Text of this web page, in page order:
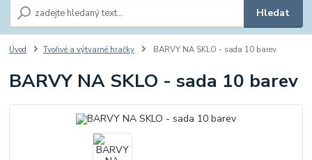
Hledat
Úvod Tvořivé a výtvarné hračky BARVY NA SKLO - sada 10 barev
BARVY NA SKLO - sada 10 barev